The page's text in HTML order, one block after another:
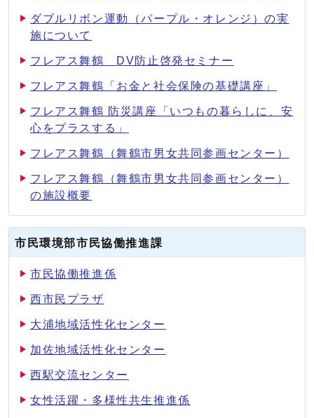
ダブルリボン運動（パープル・オレンジ）の実
施について
フレアス舞鶴 DV防止啓発セミナー
フレアス舞鶴「お金と社会保険の基礎講座」
フレアス舞鶴 防災講座「いつもの暮らしに、安
心をプラスする」
フレアス舞鶴（舞鶴市男女共同参画センター）
フレアス舞鶴（舞鶴市男女共同参画センター）
の施設概要
市民環境部市民協働推進課
市民協働推進係
西市民プラザ
大浦地域活性化センター
加佐地域活性化センター
西駅交流センター
女性活躍・多様性共生推進係